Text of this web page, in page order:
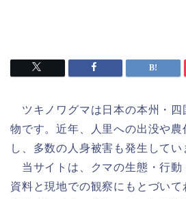
ツキノワグマは日本の本州・四
物です。近年、人里への出没や
し、多数の人身被害も発生してい
当サイトは、クマの生態・行動
資料と現地での観察にもとづい